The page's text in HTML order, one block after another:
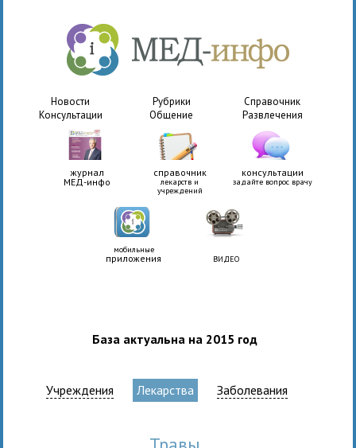
Новости Рубрики
Справочник
Консультации
Общение Развлечения
журнал
МЕД-инфо
справочник
лекарств и
учреждений
консультации
задайте вопрос врачу
мобильные
приложения ВИДЕО
База актуальна на 2015 год
Учреждения Лекарства Заболевания